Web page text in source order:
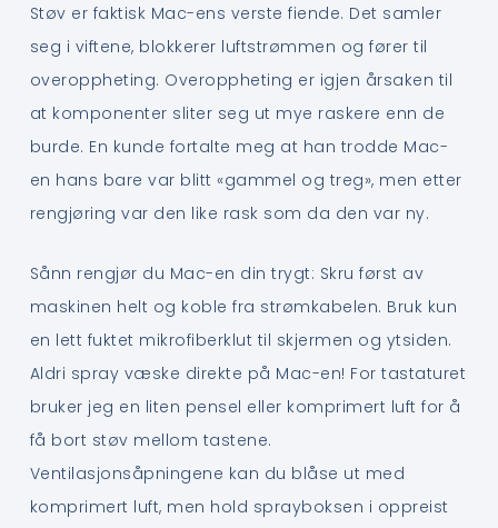
Støv er faktisk Mac-ens verste fiende. Det samler
seg i viftene, blokkerer luftstrømmen og fører til
overoppheting. Overoppheting er igjen årsaken til
at komponenter sliter seg ut mye raskere enn de
burde. En kunde fortalte meg at han trodde Mac-
en hans bare var blitt «gammel og treg», men etter
rengjøring var den like rask som da den var ny.
Sånn rengjør du Mac-en din trygt: Skru først av
maskinen helt og koble fra strømkabelen. Bruk kun
en lett fuktet mikrofiberklut til skjermen og ytsiden.
Aldri spray væske direkte på Mac-en! For tastaturet
bruker jeg en liten pensel eller komprimert luft for å
få bort støv mellom tastene.
Ventilasjonsåpningene kan du blåse ut med
komprimert luft, men hold sprayboksen i oppreist